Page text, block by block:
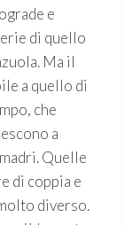
e
di quello
Ma il
a quello di
che
a
Quelle
di coppia e
diverso.